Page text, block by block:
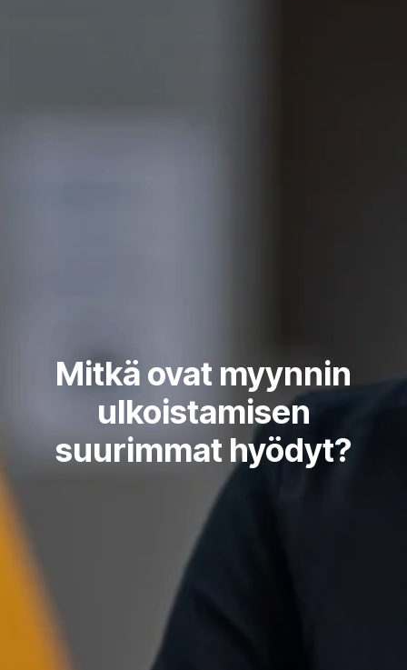
Mitkä ovat myynnin
ulkoistamisen
suurimmat hyödyt?